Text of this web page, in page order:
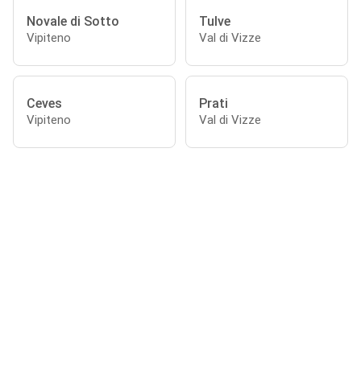
Novale di Sotto
Vipiteno
Tulve
Val di Vizze
Ceves
Vipiteno
Prati
Val di Vizze